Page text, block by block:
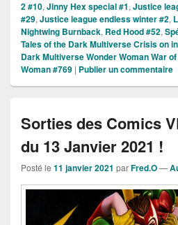
2 #10, Jinny Hex special #1, Justice
#29, Justice league endless winter #2,
Nightwing Burnback, Red Hood #52,
Tales of the Dark Multiverse Crisis on
Dark Multiverse Wonder Woman War of
Woman #769 | Publier un commentaire
Sorties des Comics
du 13 Janvier 2021 !
Posté le 11 janvier 2021 parFred.O—